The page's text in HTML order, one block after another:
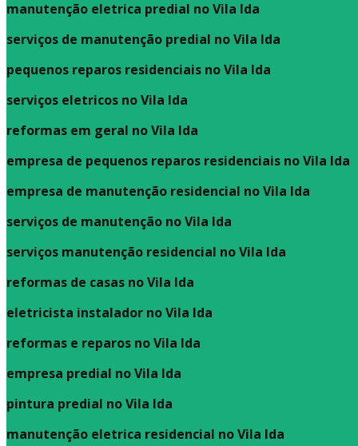
manutenção eletrica predial no Vila Ida
serviços de manutenção predial no Vila Ida
pequenos reparos residenciais no Vila Ida
serviços eletricos no Vila Ida
reformas em geral no Vila Ida
empresa de pequenos reparos residenciais no Vila Ida
empresa de manutenção residencial no Vila Ida
serviços de manutenção no Vila Ida
serviços manutenção residencial no Vila Ida
reformas de casas no Vila Ida
eletricista instalador no Vila Ida
reformas e reparos no Vila Ida
empresa predial no Vila Ida
pintura predial no Vila Ida
manutenção eletrica residencial no Vila Ida